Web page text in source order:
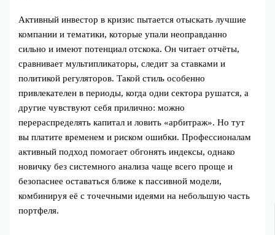
Активный инвестор в кризис пытается отыскать лучшие
компании и тематики, которые упали неоправданно
сильно и имеют потенциал отскока. Он читает отчёты,
сравнивает мультипликаторы, следит за ставками и
политикой регуляторов. Такой стиль особенно
привлекателен в периоды, когда одни сектора рушатся, а
другие чувствуют себя прилично: можно
перераспределять капитал и ловить «арбитраж». Но тут
вы платите временем и риском ошибки. Профессионалам
активный подход помогает обгонять индексы, однако
новичку без системного анализа чаще всего проще и
безопаснее оставаться ближе к пассивной модели,
комбинируя её с точечными идеями на небольшую часть
портфеля.